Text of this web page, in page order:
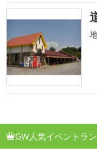
GW人気イベントラ